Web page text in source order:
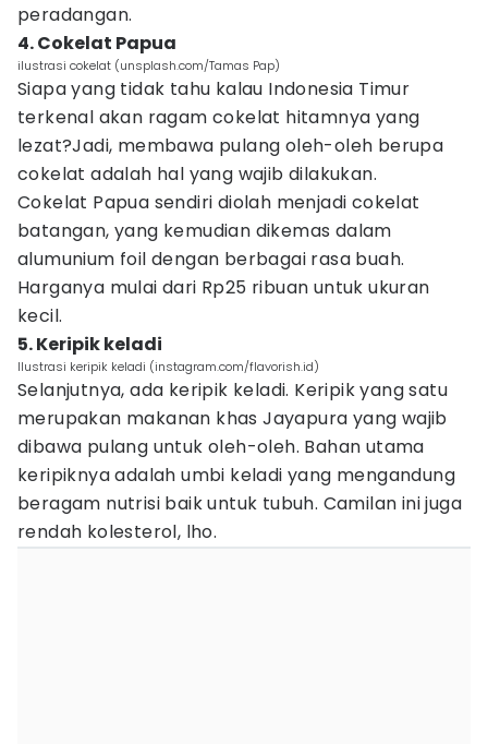
peradangan.
4. Cokelat Papua
ilustrasi cokelat (unsplash.com/Tamas Pap)
Siapa yang tidak tahu kalau Indonesia Timur
terkenal akan ragam cokelat hitamnya yang
lezat?Jadi, membawa pulang oleh-oleh berupa
cokelat adalah hal yang wajib dilakukan.
Cokelat Papua sendiri diolah menjadi cokelat
batangan, yang kemudian dikemas dalam
alumunium foil dengan berbagai rasa buah.
Harganya mulai dari Rp25 ribuan untuk ukuran
kecil.
5. Keripik keladi
Ilustrasi keripik keladi (instagram.com/flavorish.id)
Selanjutnya, ada keripik keladi. Keripik yang satu
merupakan makanan khas Jayapura yang wajib
dibawa pulang untuk oleh-oleh. Bahan utama
keripiknya adalah umbi keladi yang mengandung
beragam nutrisi baik untuk tubuh. Camilan ini juga
rendah kolesterol, lho.